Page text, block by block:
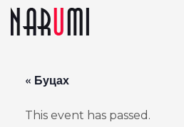
« Буцах
This event has passed.